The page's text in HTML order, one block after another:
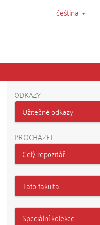
čeština
ODKAZY
Užitečné odkazy
PROCHÁZET
Celý repozitář
Tato fakulta
Speciální kolekce